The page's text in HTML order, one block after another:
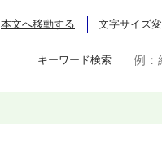
本文へ移動する 文字サイズ
キーワード検索